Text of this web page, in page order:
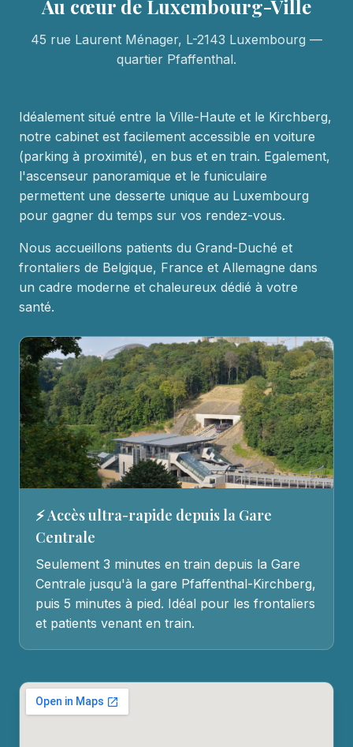
Au cœur de Luxembourg-Ville
45 rue Laurent Ménager, L-2143 Luxembourg —
quartier Pfaffenthal.
Idéalement situé entre la Ville-Haute et le Kirchberg,
notre cabinet est facilement accessible en voiture
(parking à proximité), en bus et en train. Egalement,
l'ascenseur panoramique et le funiculaire
permettent une desserte unique au Luxembourg
pour gagner du temps sur vos rendez-vous.
Nous accueillons patients du Grand-Duché et
frontaliers de Belgique, France et Allemagne dans
un cadre moderne et chaleureux dédié à votre
santé.
⚡ Accès ultra-rapide depuis la Gare
Centrale
Seulement 3 minutes en train depuis la Gare
Centrale jusqu'à la gare Pfaffenthal-Kirchberg,
puis 5 minutes à pied. Idéal pour les frontaliers
et patients venant en train.